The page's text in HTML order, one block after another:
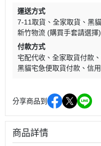
運送方式
7-11取貨
全家取貨
黑
新竹物流 (購買手套請選擇)
付款方式
宅配代收
全家取貨付款
黑貓宅急便取貨付款
信
分享商品到
商品詳情